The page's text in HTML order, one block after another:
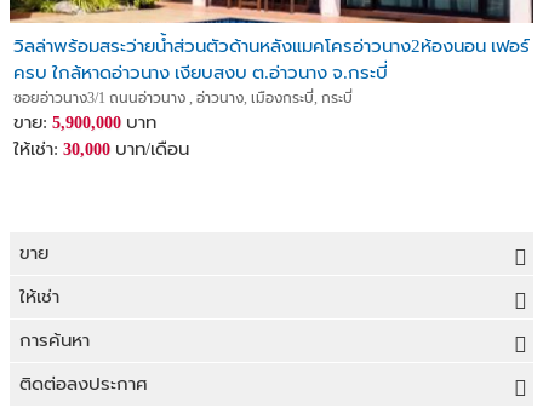
วิลล่าพร้อมสระว่ายน้ำส่วนตัวด้านหลังแมคโครอ่าวนาง2ห้องนอน เฟอร์
ครบ ใกล้หาดอ่าวนาง เงียบสงบ ต.อ่าวนาง จ.กระบี่
ซอยอ่าวนาง3/1 ถนนอ่าวนาง , อ่าวนาง, เมืองกระบี่, กระบี่
ขาย: 5,900,000 บาท
ให้เช่า: 30,000 บาท/เดือน
ขาย
ขายที่ดิน
ขายบ้าน
ขายคอนโด
ให้เช่า
ให้เช่าที่ดิน
ให้เช่าบ้าน
การค้นหา
ขายที่ดิน
ติดต่อลงประกาศ